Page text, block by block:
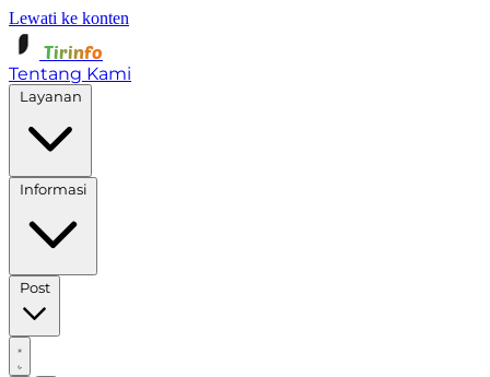
Lewati ke konten
Tirinfo
Tentang Kami
Post